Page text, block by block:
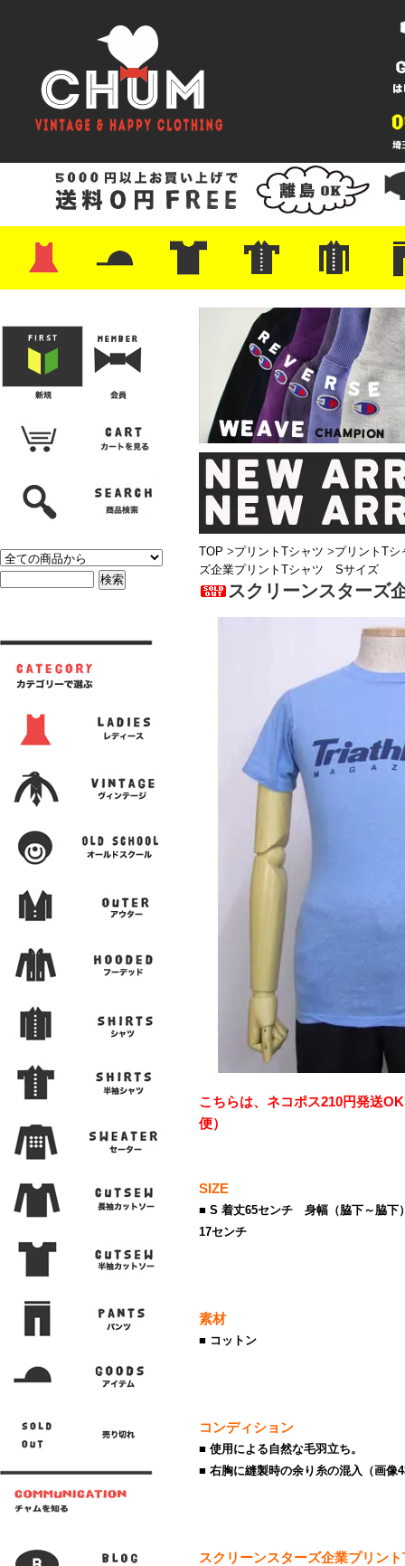
・レザーシューズ/スニーカー
・プリントTシャツ
・バンド/ツアー
・キャラクター
・Nike/adidas/スポーツ
・チャンピオン
・サーフ/スケート
・ボーダー/総柄/無地
・フットボール/リンガー
・タンクトップ/NBA・ポロシャツ
・半袖シャツ
・アロハ/サーフ/ボーリング
・ラルフ/ブランド
・無地/チェック/ストラ
・ワーク/ミリタリー/ウ
・ネル/ウール ・ショ
・アウ
・ジー
・
・ミリ
・コー
・コッ
・オー
・ジャ
ン
TOP >プリントTシャツ >プリントTシ
ズ企業プリントTシャツ Sサイズ
スクリーンスターズ
こちらは、ネコポス210円発送
便）
SIZE
■ S 着丈65センチ 身幅（脇下～脇
17センチ
素材
■ コットン
コンディション
■ 使用による自然な毛羽立ち。
■ 右胸に縫製時の余り糸の混入（画像
スクリーンスターズ企業プリン